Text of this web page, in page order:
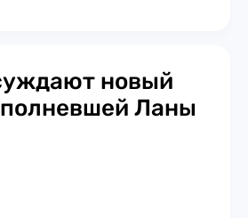
новый
Ланы